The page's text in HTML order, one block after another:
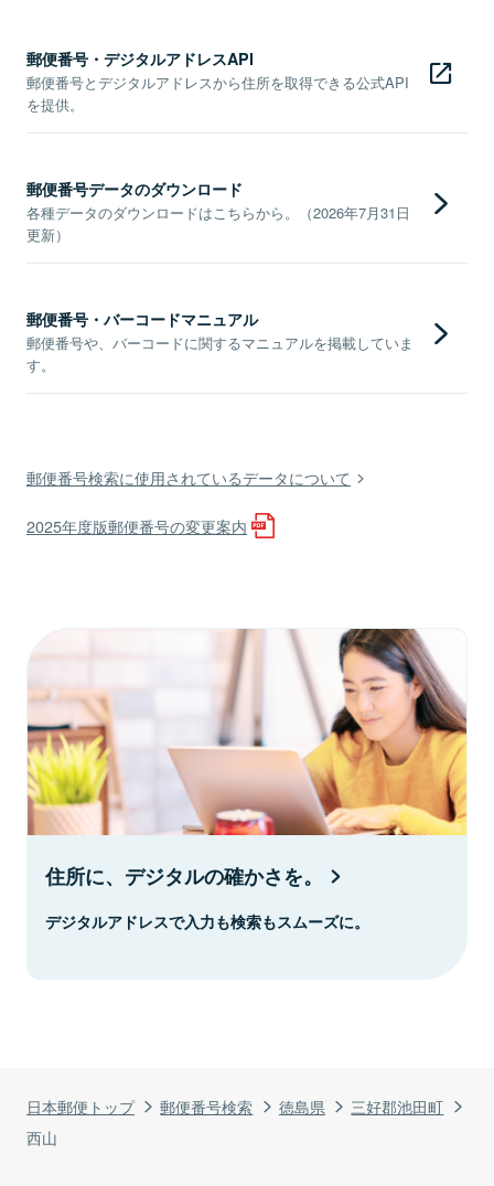
日本郵便トップ 郵便番号検索 徳島県
三好郡池田町
西山
郵便番号・デジタルアドレスAPI
郵便番号とデジタルアドレスから住所を取得できる公式API
を提供。
郵便番号データのダウンロード
各種データのダウンロードはこちらから。（2026年7月31日
更新）
郵便番号・バーコードマニュアル
郵便番号や、バーコードに関するマニュアルを掲載していま
す。
郵便番号検索に使用されているデータについて
2025年度版郵便番号の変更案内
住所に、デジタルの確かさを。
デジタルアドレスで入力も検索もスムーズに。